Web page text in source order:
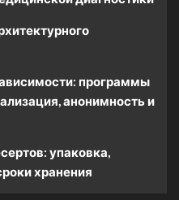
программы
анонимность и
упаковка,
хранения